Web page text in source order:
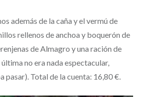
además de la caña y el vermú de
rellenos de anchoa y boquerón de
de Almagro y una ración de
no era nada espectacular,
pasar). Total de la cuenta: 16,80 €.